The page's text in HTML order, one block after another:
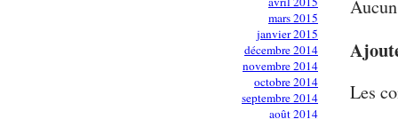
mars 2015
janvier 2015
décembre 2014
novembre 2014
octobre 2014
septembre 2014
août 2014
Les